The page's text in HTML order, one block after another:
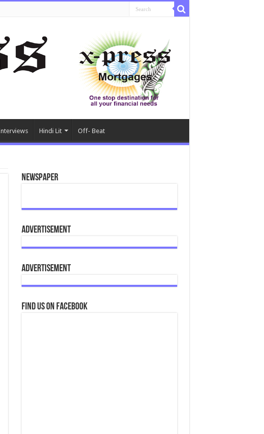
Hindi Lit Off- Beat
Newspaper
Advertisement
Advertisement
Find us on Facebook